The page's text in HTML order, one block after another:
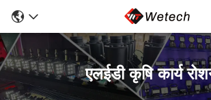
एलईडी कृषि कार्य